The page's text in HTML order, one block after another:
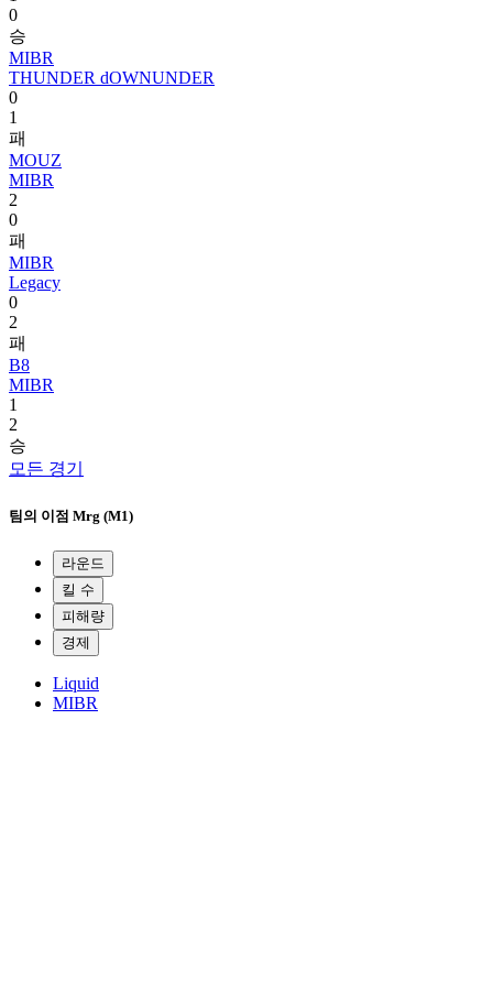
0
승
MIBR
THUNDER dOWNUNDER
0
1
패
MOUZ
MIBR
2
0
패
MIBR
Legacy
0
2
패
B8
MIBR
1
2
승
모든 경기
팀의 이점 Mrg (M1)
라운드
킬 수
피해량
경제
Liquid
MIBR